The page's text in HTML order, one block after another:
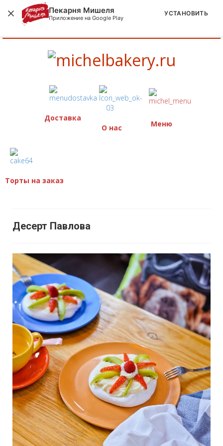
Доставка
О нас
Меню
Торты на заказ
Десерт Павлова
Пекарня Мишеля
Приложение на Google Play
УСТАНОВИТЬ